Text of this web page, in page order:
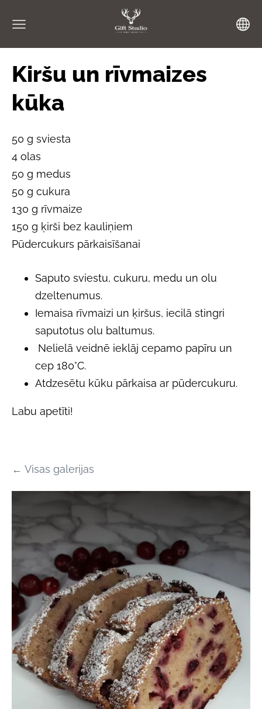
Kiršu un rīvmaizes
kūka
50 g sviesta
4 olas
50 g medus
50 g cukura
130 g rīvmaize
150 g ķirši bez kauliņiem
Pūdercukurs pārkaisīšanai
Saputo sviestu, cukuru, medu un olu
dzeltenumus.
Iemaisa rīvmaizi un ķiršus, iecilā stingri
saputotus olu baltumus.
Nelielā veidnē ieklāj cepamo papīru un
cep 180°C.
Atdzesētu kūku pārkaisa ar pūdercukuru.
Labu apetīti!
Visas galerijas